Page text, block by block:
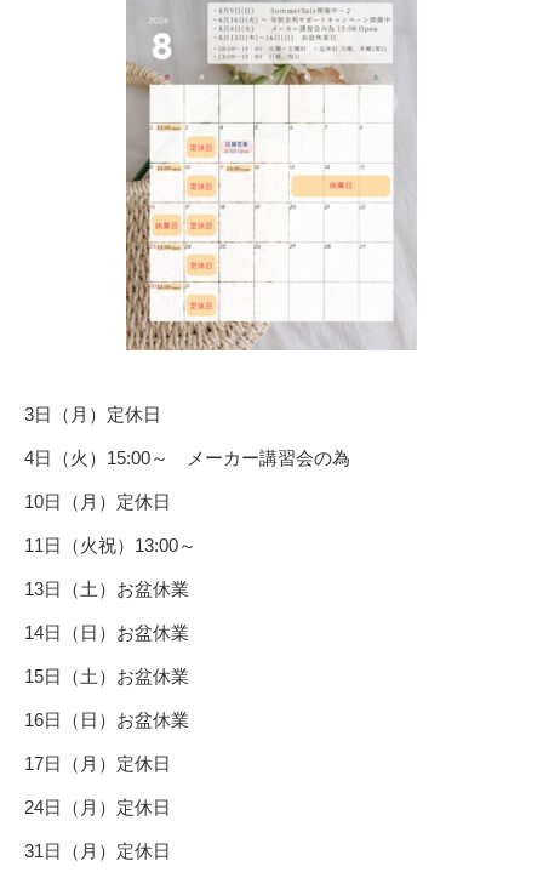
3日（月）定休日
4日（火）15:00～ メーカー講習会の為
10日（月）定休日
11日（火祝）13:00～
13日（土）お盆休業
14日（日）お盆休業
15日（土）お盆休業
16日（日）お盆休業
17日（月）定休日
24日（月）定休日
31日（月）定休日